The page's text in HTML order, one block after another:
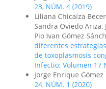
23, NÚM. 4 (2019)
Liliana Chicaíza
Sandra Oviedo
Pio Ivan Gómez
diferentes
de toxoplasmosis
Infectio: Volumen 17
Jorge Enrique
24, NÚM. 1 (2020)